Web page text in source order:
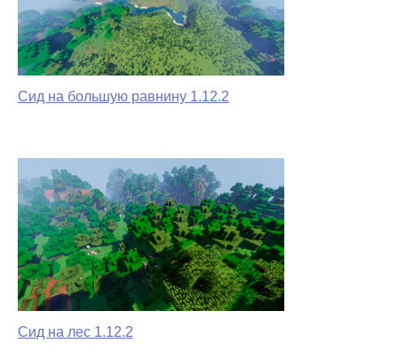
Сид на большую равнину 1.12.2
Сид на лес 1.12.2